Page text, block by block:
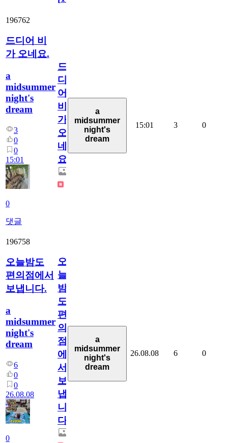
196762
드디어 비
가 오네요.
a
midsummer
night's
dream
3
0
0
15:01
0
댓글
드
디
어
비
가
오
네
요.
a
midsummer
night's
dream
15:01 3 0
196758
오늘밤도
편의점에서
보냅니다.
a
midsummer
night's
dream
6
0
0
26.08.08
0
오
늘
밤
도
편
의
점
에
서
보
냅
니
다.
a
midsummer
night's
dream
26.08.08 6 0